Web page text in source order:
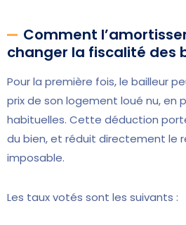
Comment
changer la fiscalité des
Pour la première fois, le bailleur
prix de son logement loué nu, en
habituelles. Cette déduction
du bien, et réduit directement le
imposable.
Les taux votés sont les suivants :